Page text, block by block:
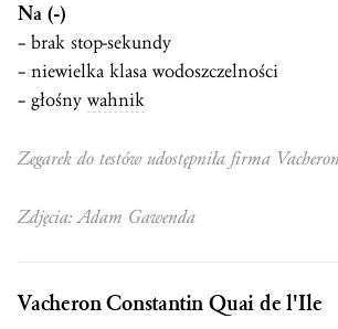
Na (-)
– brak stop-sekundy
– niewielka klasa wodoszczelności
– głośny wahnik
Zegarek do testów udostępniła firma
Zdjęcia: Adam Gawenda
Vacheron Constantin Quai de l'Ile